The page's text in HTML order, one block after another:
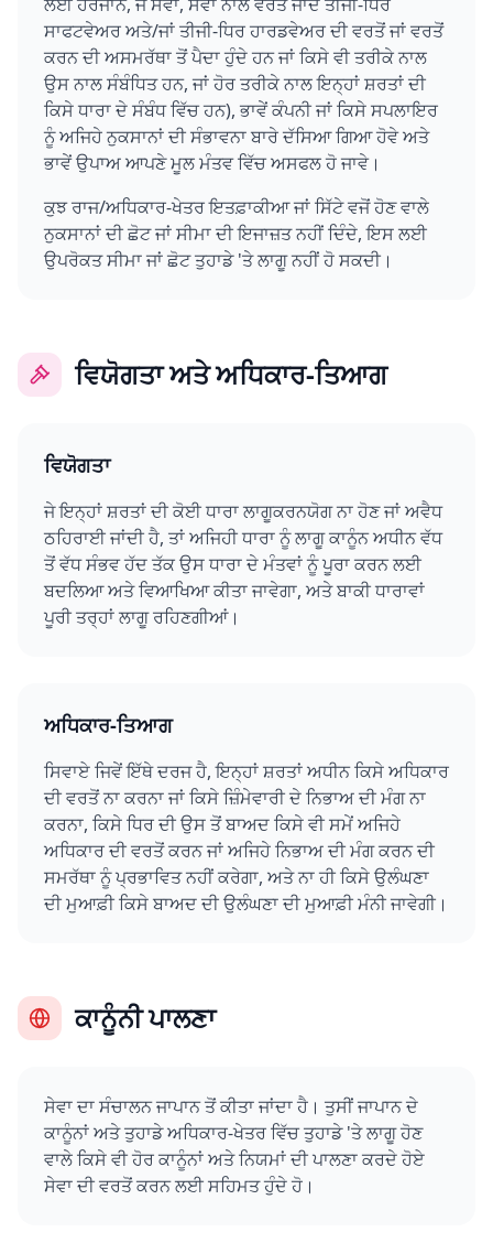
ਸਾਫਟਵੇਅਰ ਅਤੇ/ਜਾਂ ਤੀਜੀ-ਧਿਰ ਹਾਰਡਵੇਅਰ ਦੀ ਵਰਤੋਂ ਜਾਂ ਵਰਤੋਂ
ਕਰਨ ਦੀ ਅਸਮਰੱਥਾ ਤੋਂ ਪੈਦਾ ਹੁੰਦੇ ਹਨ ਜਾਂ ਕਿਸੇ ਵੀ ਤਰੀਕੇ ਨਾਲ
ਉਸ ਨਾਲ ਸੰਬੰਧਿਤ ਹਨ, ਜਾਂ ਹੋਰ ਤਰੀਕੇ ਨਾਲ ਇਨ੍ਹਾਂ ਸ਼ਰਤਾਂ ਦੀ
ਕਿਸੇ ਧਾਰਾ ਦੇ ਸੰਬੰਧ ਵਿੱਚ ਹਨ), ਭਾਵੇਂ ਕੰਪਨੀ ਜਾਂ ਕਿਸੇ ਸਪਲਾਇਰ
ਨੂੰ ਅਜਿਹੇ ਨੁਕਸਾਨਾਂ ਦੀ ਸੰਭਾਵਨਾ ਬਾਰੇ ਦੱਸਿਆ ਗਿਆ ਹੋਵੇ ਅਤੇ
ਭਾਵੇਂ ਉਪਾਅ ਆਪਣੇ ਮੂਲ ਮੰਤਵ ਵਿੱਚ ਅਸਫਲ ਹੋ ਜਾਵੇ।
ਕੁਝ ਰਾਜ/ਅਧਿਕਾਰ-ਖੇਤਰ ਇਤਫ਼ਾਕੀਆ ਜਾਂ ਸਿੱਟੇ ਵਜੋਂ ਹੋਣ ਵਾਲੇ
ਨੁਕਸਾਨਾਂ ਦੀ ਛੋਟ ਜਾਂ ਸੀਮਾ ਦੀ ਇਜਾਜ਼ਤ ਨਹੀਂ ਦਿੰਦੇ, ਇਸ ਲਈ
ਉਪਰੋਕਤ ਸੀਮਾ ਜਾਂ ਛੋਟ ਤੁਹਾਡੇ 'ਤੇ ਲਾਗੂ ਨਹੀਂ ਹੋ ਸਕਦੀ।
ਵਿਯੋਗਤਾ ਅਤੇ ਅਧਿਕਾਰ-ਤਿਆਗ
ਵਿਯੋਗਤਾ
ਜੇ ਇਨ੍ਹਾਂ ਸ਼ਰਤਾਂ ਦੀ ਕੋਈ ਧਾਰਾ ਲਾਗੂਕਰਨਯੋਗ ਨਾ ਹੋਣ ਜਾਂ ਅਵੈਧ
ਠਹਿਰਾਈ ਜਾਂਦੀ ਹੈ, ਤਾਂ ਅਜਿਹੀ ਧਾਰਾ ਨੂੰ ਲਾਗੂ ਕਾਨੂੰਨ ਅਧੀਨ ਵੱਧ
ਤੋਂ ਵੱਧ ਸੰਭਵ ਹੱਦ ਤੱਕ ਉਸ ਧਾਰਾ ਦੇ ਮੰਤਵਾਂ ਨੂੰ ਪੂਰਾ ਕਰਨ ਲਈ
ਬਦਲਿਆ ਅਤੇ ਵਿਆਖਿਆ ਕੀਤਾ ਜਾਵੇਗਾ, ਅਤੇ ਬਾਕੀ ਧਾਰਾਵਾਂ
ਪੂਰੀ ਤਰ੍ਹਾਂ ਲਾਗੂ ਰਹਿਣਗੀਆਂ।
ਅਧਿਕਾਰ-ਤਿਆਗ
ਸਿਵਾਏ ਜਿਵੇਂ ਇੱਥੇ ਦਰਜ ਹੈ, ਇਨ੍ਹਾਂ ਸ਼ਰਤਾਂ ਅਧੀਨ ਕਿਸੇ ਅਧਿਕਾਰ
ਦੀ ਵਰਤੋਂ ਨਾ ਕਰਨਾ ਜਾਂ ਕਿਸੇ ਜ਼ਿੰਮੇਵਾਰੀ ਦੇ ਨਿਭਾਅ ਦੀ ਮੰਗ ਨਾ
ਕਰਨਾ, ਕਿਸੇ ਧਿਰ ਦੀ ਉਸ ਤੋਂ ਬਾਅਦ ਕਿਸੇ ਵੀ ਸਮੇਂ ਅਜਿਹੇ
ਅਧਿਕਾਰ ਦੀ ਵਰਤੋਂ ਕਰਨ ਜਾਂ ਅਜਿਹੇ ਨਿਭਾਅ ਦੀ ਮੰਗ ਕਰਨ ਦੀ
ਸਮਰੱਥਾ ਨੂੰ ਪ੍ਰਭਾਵਿਤ ਨਹੀਂ ਕਰੇਗਾ, ਅਤੇ ਨਾ ਹੀ ਕਿਸੇ ਉਲੰਘਣਾ
ਦੀ ਮੁਆਫ਼ੀ ਕਿਸੇ ਬਾਅਦ ਦੀ ਉਲੰਘਣਾ ਦੀ ਮੁਆਫ਼ੀ ਮੰਨੀ ਜਾਵੇਗੀ।
ਕਾਨੂੰਨੀ ਪਾਲਣਾ
ਸੇਵਾ ਦਾ ਸੰਚਾਲਨ ਜਾਪਾਨ ਤੋਂ ਕੀਤਾ ਜਾਂਦਾ ਹੈ। ਤੁਸੀਂ ਜਾਪਾਨ ਦੇ
ਕਾਨੂੰਨਾਂ ਅਤੇ ਤੁਹਾਡੇ ਅਧਿਕਾਰ-ਖੇਤਰ ਵਿੱਚ ਤੁਹਾਡੇ 'ਤੇ ਲਾਗੂ ਹੋਣ
ਵਾਲੇ ਕਿਸੇ ਵੀ ਹੋਰ ਕਾਨੂੰਨਾਂ ਅਤੇ ਨਿਯਮਾਂ ਦੀ ਪਾਲਣਾ ਕਰਦੇ ਹੋਏ
ਸੇਵਾ ਦੀ ਵਰਤੋਂ ਕਰਨ ਲਈ ਸਹਿਮਤ ਹੁੰਦੇ ਹੋ।